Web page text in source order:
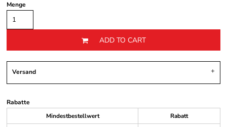
Menge
ADD TO CART
Versand
Rabatte
Mindestbestellwert
Rabatt